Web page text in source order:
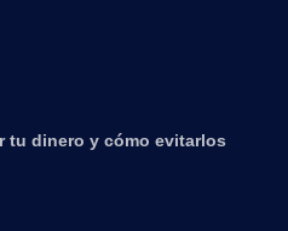
tu dinero y cómo evitarlos